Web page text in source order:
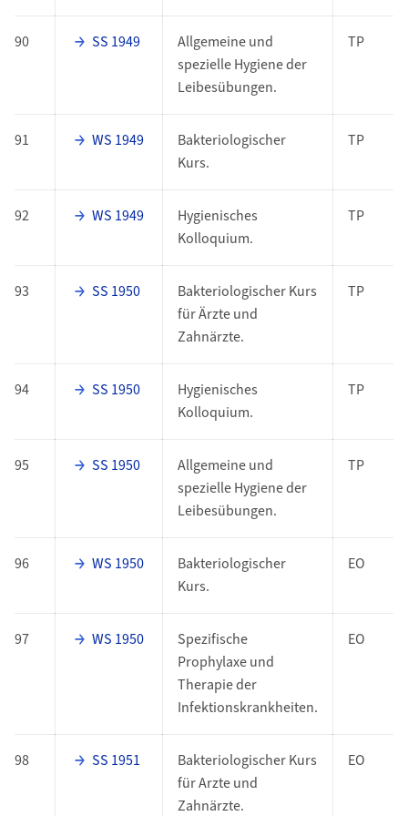
90 SS 1949
Allgemeine und
spezielle Hygiene der
Leibesübungen.
TP
91 WS 1949
Bakteriologischer
Kurs.
TP
92 WS 1949
Hygienisches
Kolloquium.
TP
93 SS 1950
Bakteriologischer Kurs
für Ärzte und
Zahnärzte.
TP
94 SS 1950
Hygienisches
Kolloquium.
TP
95 SS 1950
Allgemeine und
spezielle Hygiene der
Leibesübungen.
TP
96 WS 1950
Bakteriologischer
Kurs.
EO
97 WS 1950
Spezifische
Prophylaxe und
Therapie der
Infektionskrankheiten.
EO
98 SS 1951
Bakteriologischer Kurs
für Arzte und
Zahnärzte.
EO